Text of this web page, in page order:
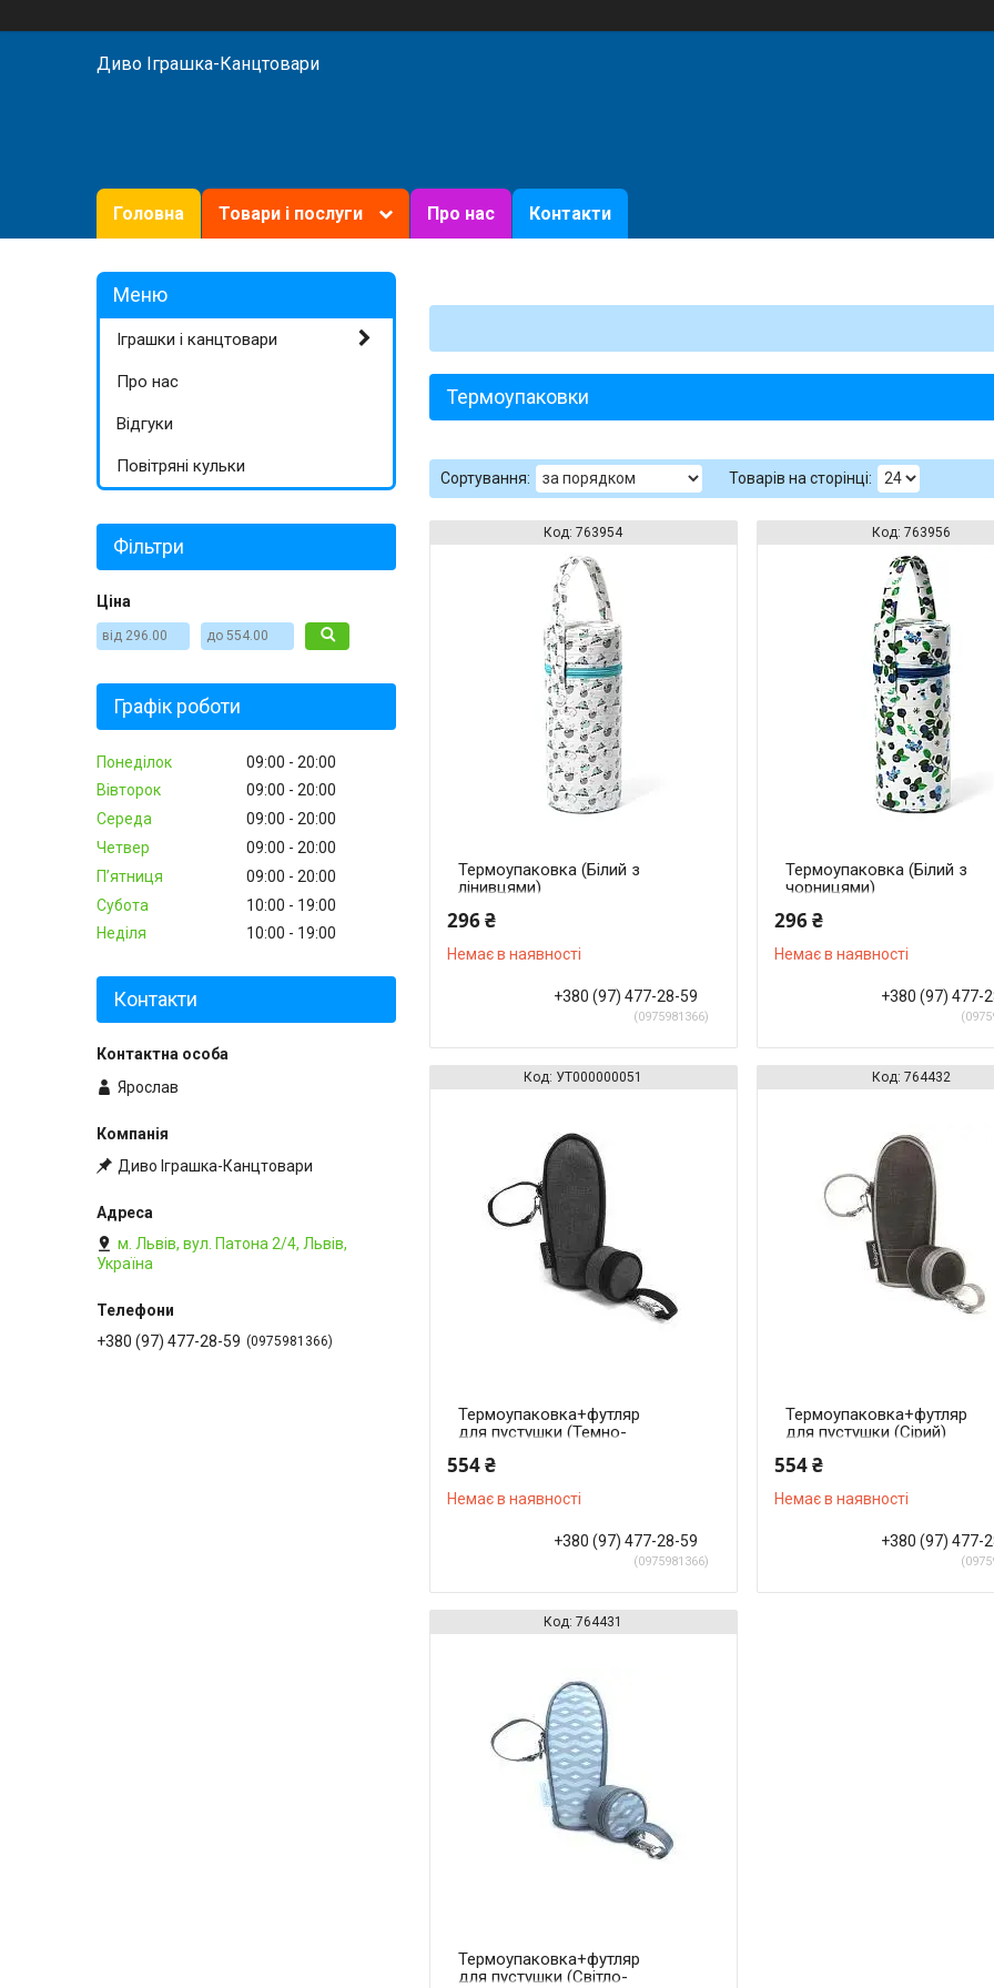
Диво Іграшка-Канцтовари
Головна Товари і послуги Про нас Контакти
Термоупаковки
763954
Термоупаковка (Білий з
лінивцями)
296 ₴
Немає в наявності
+380 (97) 477-28-59
0975981366
763956
Термоупаковка (Білий з
чорницями)
296 ₴
Немає в наявності
+380 (97) 477-
УТ000000051
Термоупаковка+футляр
для пустушки (Темно-
554 ₴
Немає в наявності
+380 (97) 477-28-59
0975981366
764432
Термоупаковка+футляр
для пустушки (Сірий)
554 ₴
Немає в наявності
+380 (97) 477-
764431
Термоупаковка+футляр
для пустушки (Світло-
Іграшки і канцтовари
Про нас
Відгуки
Повітряні кульки
Фільтри
Ціна
Графік роботи
Понеділок 09:00
20:00
Вівторок
09:00
20:00
Середа
09:00
20:00
Четвер
09:00
20:00
Пʼятниця
09:00
20:00
Субота
10:00
19:00
Неділя
10:00 19:00
Контакти
Ярослав
Диво Іграшка-Канцтовари
м. Львів, вул. Патона 2/4, Львів,
Україна
+380 (97) 477-28-59 0975981366